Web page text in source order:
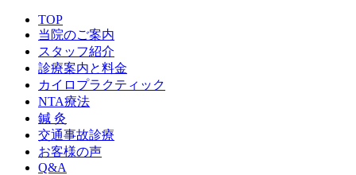
TOP
当院のご案内
スタッフ紹介
診療案内と料金
カイロプラクティック
NTA療法
鍼 灸
交通事故診療
お客様の声
Q&A